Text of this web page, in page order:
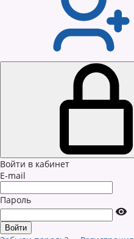
Войти в кабинет
E-mail
Пароль